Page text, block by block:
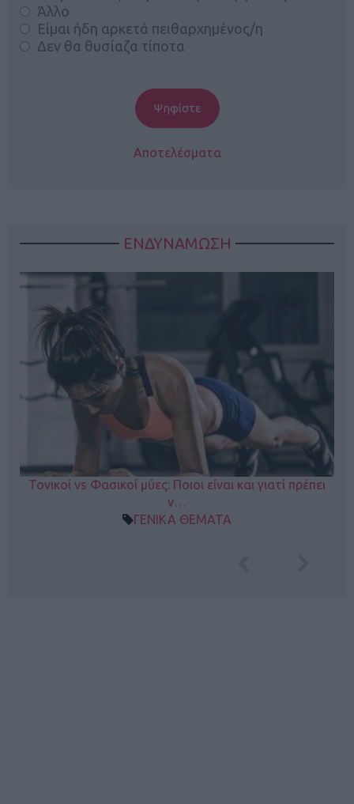
Άλλο
Είμαι ήδη αρκετά πειθαρχημένος/η
Δεν θα θυσίαζα τίποτα
Αποτελέσματα
ΕΝΔΥΝΑΜΩΣΗ
Τονικοί vs Φασικοί μύες: Ποιοι είναι και γιατί πρέπει
ν…
ΓΕΝΙΚΑ ΘΕΜΑΤΑ